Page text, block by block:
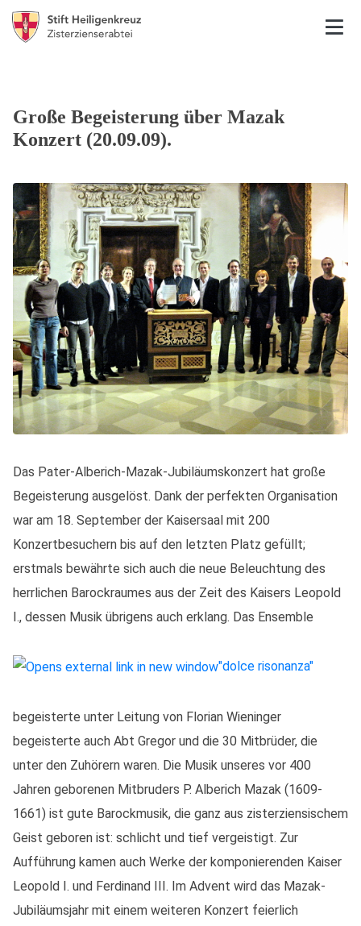
Große Begeisterung über Mazak
Konzert (20.09.09).
Das Pater-Alberich-Mazak-Jubiläumskonzert hat große
Begeisterung ausgelöst. Dank der perfekten Organisation
war am 18. September der Kaisersaal mit 200
Konzertbesuchern bis auf den letzten Platz gefüllt;
erstmals bewährte sich auch die neue Beleuchtung des
herrlichen Barockraumes aus der Zeit des Kaisers Leopold
I., dessen Musik übrigens auch erklang. Das Ensemble
"dolce risonanza"
begeisterte unter Leitung von Florian Wieninger
begeisterte auch Abt Gregor und die 30 Mitbrüder, die
unter den Zuhörern waren. Die Musik unseres vor 400
Jahren geborenen Mitbruders P. Alberich Mazak (1609-
1661) ist gute Barockmusik, die ganz aus zisterziensischem
Geist geboren ist: schlicht und tief vergeistigt. Zur
Aufführung kamen auch Werke der komponierenden Kaiser
Leopold I. und Ferdinand III. Im Advent wird das Mazak-
Jubiläumsjahr mit einem weiteren Konzert feierlich